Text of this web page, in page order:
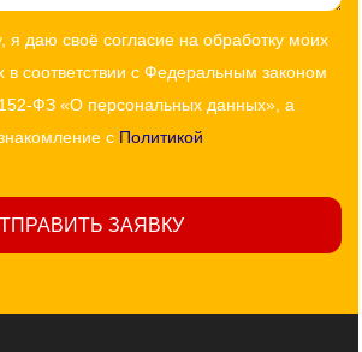
я даю своё согласие на обработку моих
соответствии с Федеральным законом
ФЗ «О персональных данных», а
с Политикой
ЗАЯВКУ